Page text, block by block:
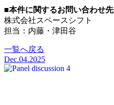
■本件に関するお問い合わせ先
株式会社スペースシフト
担当：内藤・津田谷
一覧へ戻る
Dec.04.2025